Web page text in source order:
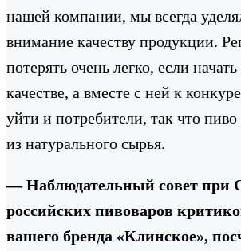
нашей компании, мы всегда
внимание качеству продукции.
потерять очень легко, если
качестве, а вместе с ней к
уйти и потребители, так что пиво
из натурального сырья.
— Наблюдательный совет при
российских пивоваров
вашего бренда «Клинское»,